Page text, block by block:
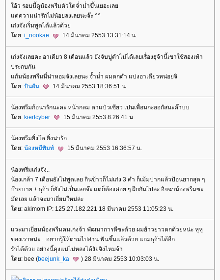
โอ้ว รอบนี้ดูน้องพรีมตัวโตจ่ำม่ำขึ้นเยอะเลย
แต่ความน่ารักไม่น้อยลงเลยนะจ๊ะ ^^
เก่งจังเริ่มพูดได้แล้วด้วย
โดย: i_nookae 14 มีนาคม 2553 13:31:14 น.
เก่งจังเลยคะ อาเดียว 8 เดือนแล้ว ยังจับปูดำไม่ได้เลยเรื่องธุจ้านี้เขาใช้สองเท้า
ประกบกัน
แก้มน้องพรีมนี่น่าหอมจังเลยนะ จ้ำม่ำ ผมดกดำ แบ่งอาเดียวหน่อยจิ
โดย: ปันฝัน 14 มีนาคม 2553 18:36:51 น.
น้องพรีมก้อน่ารักนะคะ หน้ากลม ตาแป๋วเชียว เปนเพื่อนกะออกัสนะค๊าบบ
โดย: kiertcyber 15 มีนาคม 2553 8:26:41 น.
น้องพรีมยิ่งโต ยิ่งน่ารัก
โดย: น้องหมีพิมพ์ 15 มีนาคม 2553 16:36:57 น.
น้องพรีมเก่งจัง..
น้องเกล้า 7 เดือนยังไม่พูดเลย กินข้าวก็ไม่เก่ง 3 คำ ก็เม้มปากแล้วป้อนยากสุด ๆ
บ๊ายบาย + ธุจ้า ก็ยังไม่เป็นเลยจ๊ะ แต่ก็ต้องค่อย ๆ ฝึกกันไปล่ะ อิจฉาน้องพรีมซะ
มัดเลย แล้วจะมาเยี่ยมใหม่ล่ะ
โดย: akimom IP: 125.27.182.221 18 มีนาคม 2553 11:05:23 น.
แวะมาเยี่ยมน้องพรีมคนเก่งจ้า พัฒนาการดีซะด้วย ผมย้าวยาวดกด้วยหน่ะ หุหุ
ของเราหน่ะ....อยากรู้ให้ตามไปอ่าน ฟันขึ้นแล้วด้วย แถมธุจ้าได้อีก
รำได้ด้วย อย่างนี้คุงแม่ไม่หลงได้งัยจิงไหมจ้า
โดย: bee (beejunk_ka ) 28 มีนาคม 2553 10:03:03 น.